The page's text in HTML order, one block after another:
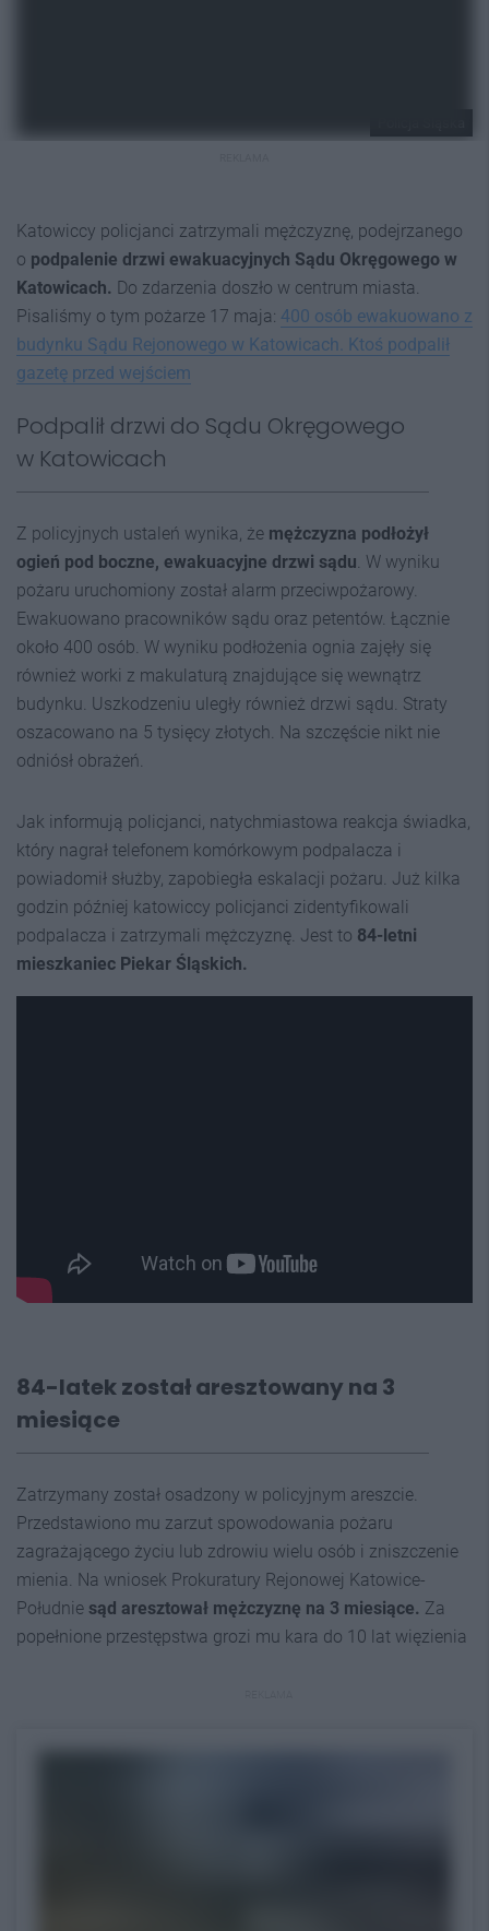
Katowiccy policjanci zatrzymali mężczyznę, podejrzanego
o podpalenie drzwi ewakuacyjnych Sądu Okręgowego w
Katowicach. Do zdarzenia doszło w centrum miasta.
Pisaliśmy o tym pożarze 17 maja: 400 osób ewakuowano z
budynku Sądu Rejonowego w Katowicach. Ktoś podpalił
gazetę przed wejściem
Podpalił drzwi do Sądu Okręgowego
w Katowicach
Z policyjnych ustaleń wynika, że mężczyzna podłożył
ogień pod boczne, ewakuacyjne drzwi sądu . W wyniku
pożaru uruchomiony został alarm przeciwpożarowy.
Ewakuowano pracowników sądu oraz petentów. Łącznie
około 400 osób. W wyniku podłożenia ognia zajęły się
również worki z makulaturą znajdujące się wewnątrz
budynku. Uszkodzeniu uległy również drzwi sądu. Straty
oszacowano na 5 tysięcy złotych. Na szczęście nikt nie
odniósł obrażeń.
Jak informują policjanci, natychmiastowa reakcja świadka,
który nagrał telefonem komórkowym podpalacza i
powiadomił służby, zapobiegła eskalacji pożaru. Już kilka
godzin później katowiccy policjanci zidentyfikowali
podpalacza i zatrzymali mężczyznę. Jest to 84-letni
mieszkaniec Piekar Śląskich.
84-latek został aresztowany na 3
miesiące
Zatrzymany został osadzony w policyjnym areszcie.
Przedstawiono mu zarzut spowodowania pożaru
zagrażającego życiu lub zdrowiu wielu osób i zniszczenie
mienia. Na wniosek Prokuratury Rejonowej Katowice-
Południe sąd aresztował mężczyznę na 3 miesiące. Za
popełnione przestępstwa grozi mu kara do 10 lat więzienia